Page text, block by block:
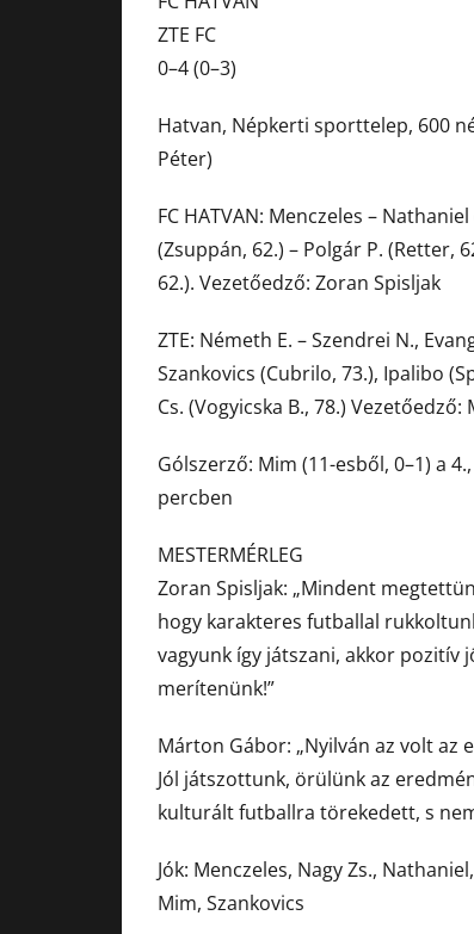
ZTE FC
0–4 (0–3)
Hatvan, Népkerti sporttelep, 600
Péter)
FC HATVAN: Menczeles –
(Zsuppán, 62.) – Polgár P. (Retter,
62.). Vezetőedző: Zoran Spisljak
ZTE: Németh E. – Szendrei N.,
Szankovics (Cubrilo, 73.), Ipalibo
Cs. (Vogyicska B., 78.)
Gólszerző: Mim (11-esből, 0–1) a
percben
MESTERMÉRLEG
Zoran Spisljak: „Mindent
hogy karakteres futballal
vagyunk így játszani, akkor pozitív
merítenünk!”
Márton Gábor: „Nyilván az volt az
Jól játszottunk, örülünk az
kulturált futballra törekedett, s
Jók: Menczeles, Nagy Zs.,
Mim, Szankovics